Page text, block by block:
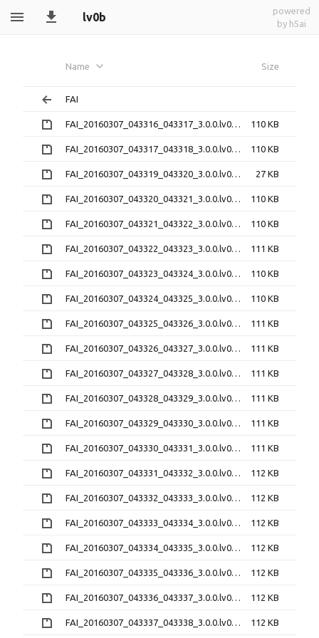
lv0b
powered
by h5ai
Name Size
FAI
FAI_20160307_043316_043317_3.0.0.lv0b.zip 110 KB
FAI_20160307_043317_043318_3.0.0.lv0b.zip 110 KB
FAI_20160307_043319_043320_3.0.0.lv0b.zip 27 KB
FAI_20160307_043320_043321_3.0.0.lv0b.zip 110 KB
FAI_20160307_043321_043322_3.0.0.lv0b.zip 110 KB
FAI_20160307_043322_043323_3.0.0.lv0b.zip 111 KB
FAI_20160307_043323_043324_3.0.0.lv0b.zip 110 KB
FAI_20160307_043324_043325_3.0.0.lv0b.zip 110 KB
FAI_20160307_043325_043326_3.0.0.lv0b.zip 111 KB
FAI_20160307_043326_043327_3.0.0.lv0b.zip 111 KB
FAI_20160307_043327_043328_3.0.0.lv0b.zip 111 KB
FAI_20160307_043328_043329_3.0.0.lv0b.zip 111 KB
FAI_20160307_043329_043330_3.0.0.lv0b.zip 111 KB
FAI_20160307_043330_043331_3.0.0.lv0b.zip 111 KB
FAI_20160307_043331_043332_3.0.0.lv0b.zip 112 KB
FAI_20160307_043332_043333_3.0.0.lv0b.zip 112 KB
FAI_20160307_043333_043334_3.0.0.lv0b.zip 112 KB
FAI_20160307_043334_043335_3.0.0.lv0b.zip 112 KB
FAI_20160307_043335_043336_3.0.0.lv0b.zip 112 KB
FAI_20160307_043336_043337_3.0.0.lv0b.zip 112 KB
FAI_20160307_043337_043338_3.0.0.lv0b.zip 112 KB